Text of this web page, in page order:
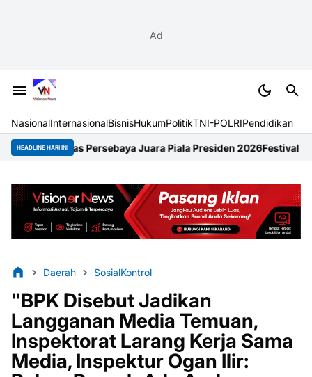
Ad
NasionalInternasionalBisnisHukumPolitikTNI-POLRIPendidikan
HEADLINE HARI INIJuara Piala Presiden 2026Festival Raimuti 2026
Daerah SosialKontrol
"BPK Disebut Jadikan
Langganan Media Temuan,
Inspektorat Larang Kerja Sama
Media, Inspektur Ogan Ilir: